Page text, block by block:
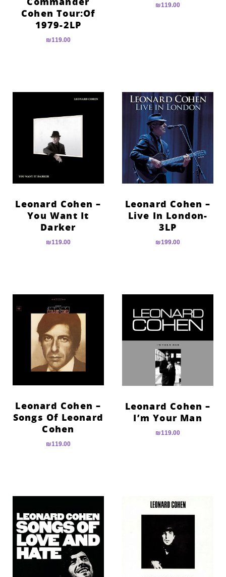
₪119.00
Cohen Tour:Of
1979-2LP
₪119.00
Leonard Cohen –
Live In London-
3LP
₪199.00
Leonard Cohen –
You Want It
Darker
₪119.00
Leonard Cohen –
I’m Your Man
₪119.00
Leonard Cohen –
Songs Of Leonard
Cohen
₪119.00